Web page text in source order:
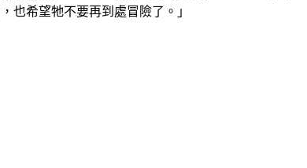
也希望牠不要再到處冒險了。」